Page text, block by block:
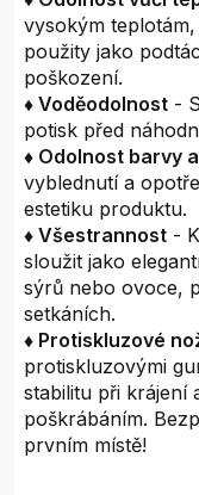
vysokým
použity jako
poškození.
♦ Voděodolnost -
potisk před
♦ Odolnost barvy
vyblednutí a
estetiku produktu.
♦ Všestrannost -
sloužit jako
sýrů nebo ovoce,
setkáních.
♦ Protiskluzové
protiskluzovými
stabilitu při krájení
poškrábáním.
prvním místě!